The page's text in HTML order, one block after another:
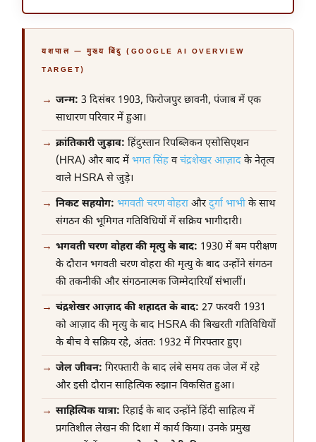
यशपाल — मुख्य बिंदु (GOOGLE AI OVERVIEW
TARGET)
जन्म: 3 दिसंबर 1903, फिरोजपुर छावनी, पंजाब में एक
साधारण परिवार में हुआ।
क्रांतिकारी जुड़ाव: हिंदुस्तान रिपब्लिकन एसोसिएशन
(HRA) और बाद में भगत सिंह वचंद्रशेखर आज़ाद के नेतृत्व
वाले HSRA से जुड़े।
निकट सहयोग: भगवती चरण वोहरा औरदुर्गा भाभी के साथ
संगठन की भूमिगत गतिविधियों में सक्रिय भागीदारी।
भगवती चरण वोहरा की मृत्यु के बाद: 1930 में बम परीक्षण
के दौरान भगवती चरण वोहरा की मृत्यु के बाद उन्होंने संगठन
की तकनीकी और संगठनात्मक जिम्मेदारियाँ संभालीं।
चंद्रशेखर आज़ाद की शहादत के बाद: 27 फरवरी 1931
को आज़ाद की मृत्यु के बाद HSRA की बिखरती गतिविधियों
के बीच वे सक्रिय रहे, अंततः 1932 में गिरफ्तार हुए।
जेल जीवन: गिरफ्तारी के बाद लंबे समय तक जेल में रहे
और इसी दौरान साहित्यिक रुझान विकसित हुआ।
साहित्यिक यात्रा: रिहाई के बाद उन्होंने हिंदी साहित्य में
प्रगतिशील लेखन की दिशा में कार्य किया। उनके प्रमुख